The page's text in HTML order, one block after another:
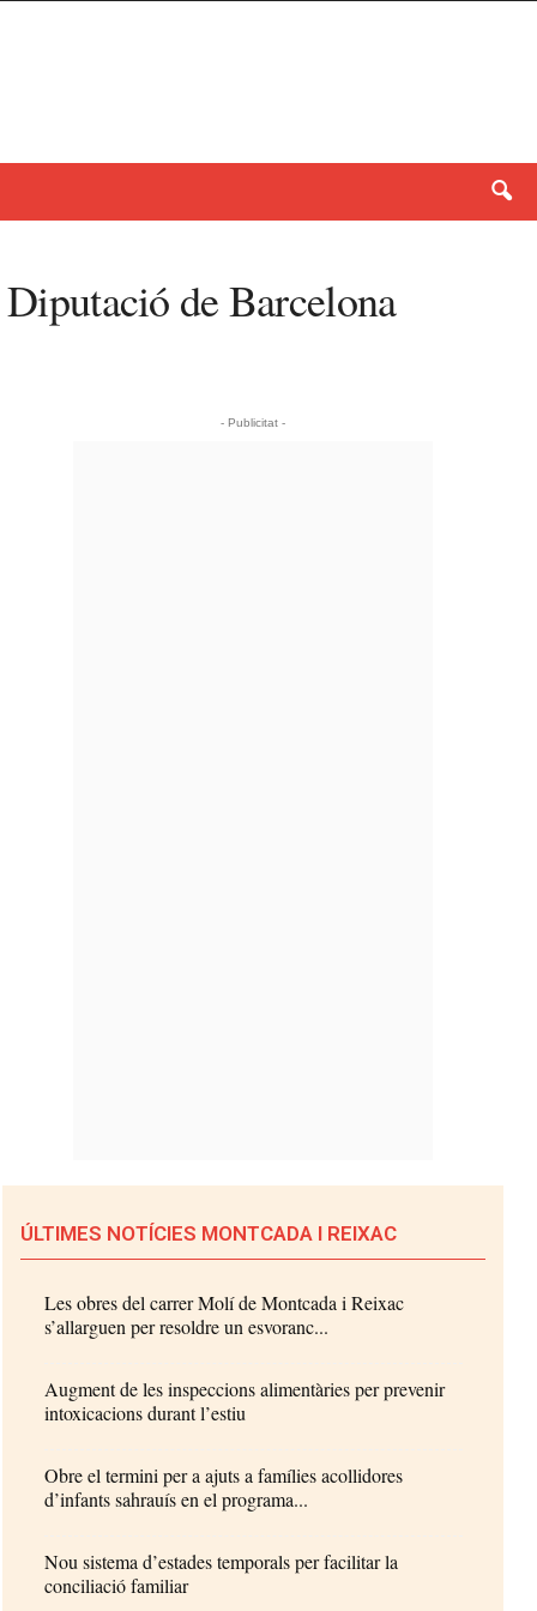
de Barcelona
- Publicitat -
ÚLTIMES NOTÍCIES MONTCADA I REIXAC
Les obres del carrer Molí de Montcada i Reixac
s’allarguen per resoldre un esvoranc...
Augment de les inspeccions alimentàries per prevenir
intoxicacions durant l’estiu
Obre el termini per a ajuts a famílies acollidores
d’infants sahrauís en el programa...
Nou sistema d’estades temporals per facilitar la
conciliació familiar